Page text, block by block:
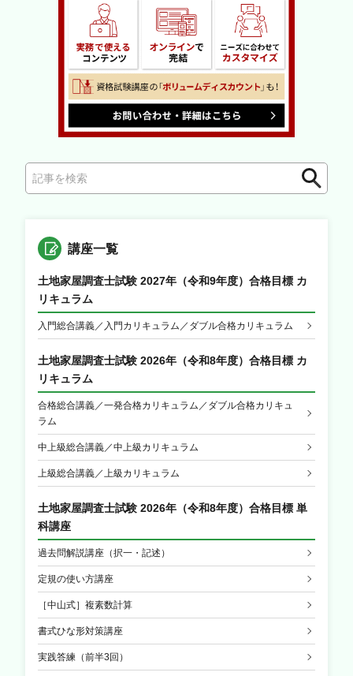
索
講座一覧
土地家屋調査士試験 2027年（令和9年度）合格目標 カ
リキュラム
入門総合講義／入門カリキュラム／ダブル合格カリキュラム
土地家屋調査士試験 2026年（令和8年度）合格目標 カ
リキュラム
合格総合講義／一発合格カリキュラム／ダブル合格カリキュ
ラム
中上級総合講義／中上級カリキュラム
上級総合講義／上級カリキュラム
土地家屋調査士試験 2026年（令和8年度）合格目標 単
科講座
過去問解説講座（択一・記述）
定規の使い方講座
［中山式］複素数計算
書式ひな形対策講座
実践答練（前半3回）